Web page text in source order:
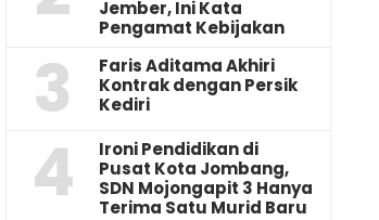
Jember, Ini Kata
Pengamat Kebijakan ‎
3
Faris Aditama Akhiri
Kontrak dengan Persik
Kediri
4
Ironi Pendidikan di
Pusat Kota Jombang,
SDN Mojongapit 3 Hanya
Terima Satu Murid Baru